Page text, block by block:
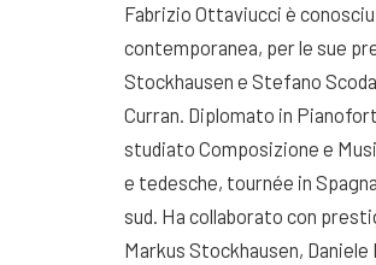
Fabrizio Ottaviucci è
contemporanea, per le sue
Stockhausen e Stefano
Curran. Diplomato in
studiato Composizione e
e tedesche, tournée in
sud. Ha collaborato con
Markus Stockhausen,